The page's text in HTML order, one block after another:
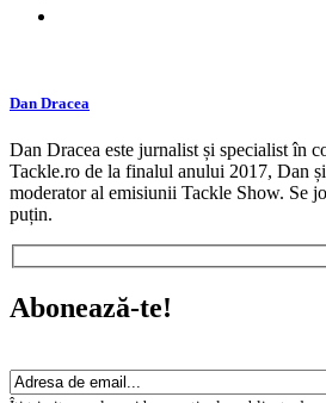
Dan Dracea
Dan Dracea este jurnalist și specialist în
Tackle.ro de la finalul anului 2017, Dan
moderator al emisiunii Tackle Show. Se
puțin.
Abonează-te!